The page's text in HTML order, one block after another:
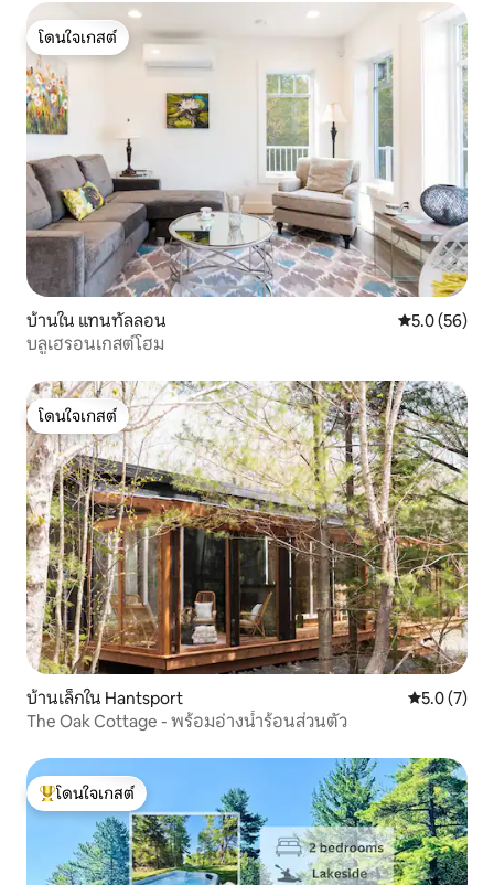
โดนใจเกสต์
โดนใจเกสต์
บ้านใน แทนทัลลอน คะแนนเฉลี่ย
5.0 (56)
บลูเฮรอนเกสต์โฮม
โดนใจเกสต์
โดนใจเกสต์
บ้านเล็กใน Hantsport คะแนนเฉลี่
5.0 (7)
The Oak Cottage - พร้อมอ่างน้ำร้อนส่วนตัว
โดนใจเกสต์ที่สุด
โดนใจเกสต์